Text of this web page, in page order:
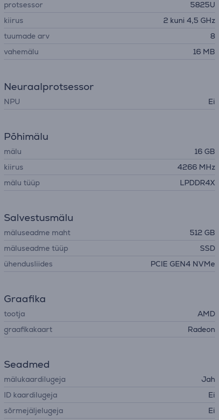
protsessor
5825U
kiirus
2 kuni 4,5 GHz
tuumade arv
8
vahemälu
16 MB
Neuraalprotsessor
NPU Ei
Põhimälu
mälu
16 GB
kiirus
4266 MHz
mälu tüüp
LPDDR4X
Salvestusmälu
mäluseadme maht
512 GB
mäluseadme tüüp
SSD
ühendusliides
PCIE GEN4 NVMe
Graafika
tootja
AMD
graafikakaart
Radeon
Seadmed
mälukaardilugeja
Jah
ID kaardilugeja
Ei
sõrmejäljelugeja
Ei